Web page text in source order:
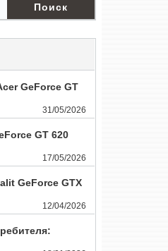
GeForce GT
31/05/2026
GT 620
17/05/2026
GeForce GTX
12/04/2026